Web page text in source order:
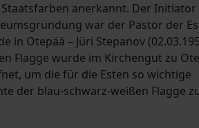
anerkannt. Der
war der Pastor der
in Otepää – Jüri Stepanov
Flagge wurde im Kirchengut zu
um die für die Esten so wichtige
der blau-schwarz-weißen Flagge